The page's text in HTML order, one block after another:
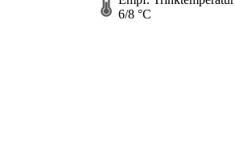
6/8 °C